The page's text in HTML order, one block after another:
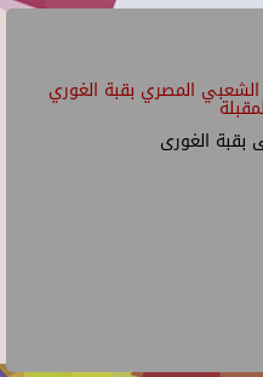
المصري بقبة الغوري
بقبة الغورى